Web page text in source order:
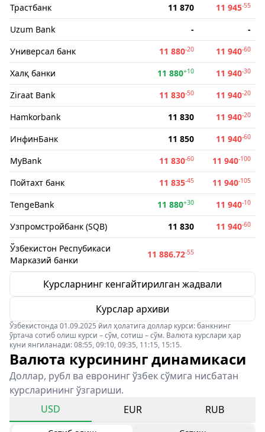
Трастбанк 11 870 11 945-55
Uzum Bank -
-
Универсал банк
11 880-20 11 940-60
Халқ банки 11 880+10 11 940-30
Ziraat Bank 11 830-50 11 940-20
Hamkorbank 11 830 11 940-20
ИнфинБанк 11 850 11 940-60
MyBank 11 830-60 11 940-100
Пойтахт банк 11 835-45 11 940-105
TengeBank 11 880+30 11 940-10
Узпромстройбанк (SQB) 11 830 11 940-60
Ўзбекистон Респубикаси
Марказий банки
11 886.72-55
Курсларнинг кенгайтирилган жадвали
Курслар архиви
Ўзбекистонда 01.09.2025 йил ҳолатига доллар курси: банкнинг
ўртача сотиб олиш курси – сўм, сотиш – сўм. Валюта курслари ҳар
куни янгиланади: 08:55, 09:10, 09:35, 11:15, 15:15.
Валюта курсининг динамикаси
Доллар, рубл ва евронинг ўзбек сўмига нисбатан
курсларининг ўзгариши.
USD
EUR RUB